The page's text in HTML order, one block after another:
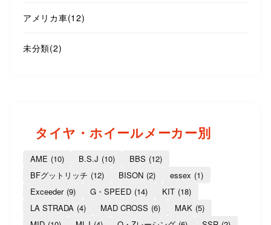
アメリカ車(12)
未分類(2)
タイヤ・ホイールメーカー別
AME (10) B.S.J (10) BBS (12)
BFグットリッチ (12) BISON (2) essex (1)
Exceeder (9) G・SPEED (14) KIT (18)
LA STRADA (4) MAD CROSS (6) MAK (5)